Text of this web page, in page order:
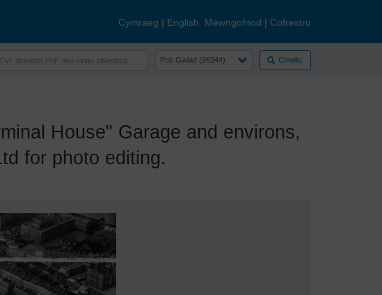
Cymraeg | English Mewngofnod | Cofrestru
Chwilio
House" Garage and environs,
for photo editing.